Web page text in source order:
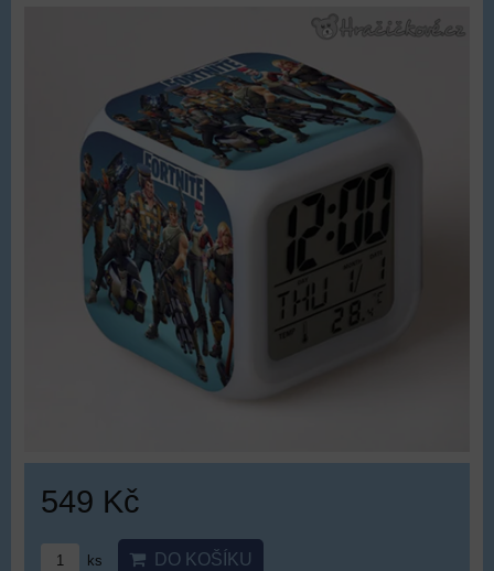
549 Kč
ks DO KOŠÍKU